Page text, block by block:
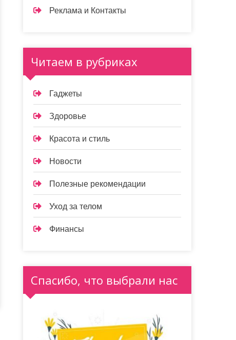
Реклама и Контакты
Читаем в рубриках
Гаджеты
Здоровье
Красота и стиль
Новости
Полезные рекомендации
Уход за телом
Финансы
Спасибо, что выбрали нас